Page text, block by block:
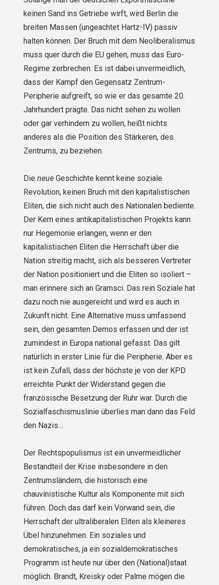
keinen Sand ins Getriebe wirft, wird Berlin die
breiten Massen (ungeachtet Hartz-IV) passiv
halten können. Der Bruch mit dem Neoliberalismus
muss quer durch die EU gehen, muss das Euro-
Regime zerbre­chen. Es ist dabei unvermeidlich,
dass der Kampf den Gegensatz Zentrum-
Peripherie aufgreift, so wie er das gesamte 20.
Jahrhundert prägte. Das nicht sehen zu wollen
oder gar verhindern zu wollen, heißt nichts
anderes als die Position des Stärkeren, des
Zentrums, zu beziehen.
Die neueGeschichte kennt keine soziale
Revolution, keinen Bruch mit den kapitalistischen
Eliten, die sich nicht auch des Nationalen bediente.
Der Kern eines antikapitalistischen Projekts kann
nur Hegemonie erlangen, wenn er den
kapitalistischen Eliten die Herrschaft über die
Nation streitig macht, sich als besseren Vertreter
der Nation positioniert und die Eliten so isoliert –
man erinnere sich an Gramsci. Das rein Soziale hat
dazu noch nie ausgereicht und wird es auch in
Zukunft nicht. Eine Alternative muss umfassend
sein, den gesamten Demos erfassen und der ist
zumindest in Europa national gefasst. Das gilt
natürlich in erster Linie für die Peripherie. Aber es
ist kein Zufall, dass der höchste je von der KPD
erreichte Punkt der Widerstand gegen die
französische Besetzung der Ruhr war. Durch die
Sozialfaschismuslinie überlies man dann das Feld
den Nazis…
Der Rechtspopulismus ist ein unvermeidlicher
Bestandteil der Krise insbesondere in den
Zentrumsländern, die historisch eine
chauvinistische Kultur als Komponente mit sich
führen. Doch das darf kein Vorwand sein, die
Herrschaft der ultraliberalen Eliten als kleineres
Übel hinzunehmen. Ein soziales und
demokratisches, ja ein sozialdemokratisches
Programm ist heute nur über den (National)staat
möglich. Brandt, Kreisky oder Palme mögen die